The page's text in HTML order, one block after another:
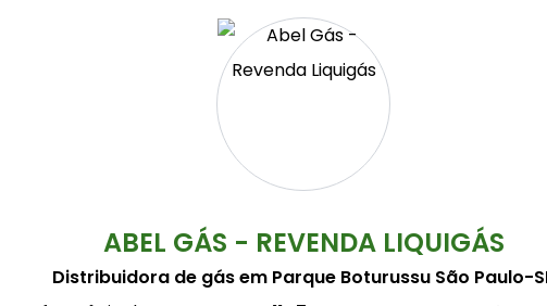
ABEL GÁS - REVENDA LIQUIGÁS
Distribuidora de gás em Parque Boturussu São Paulo-